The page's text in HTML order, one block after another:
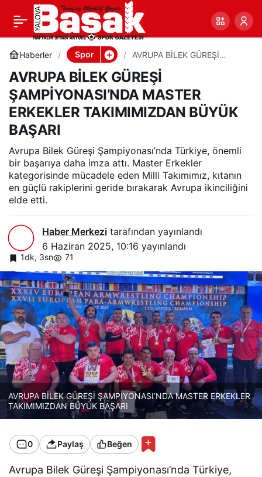
Haberler Spor
AVRUPA BİLEK GÜREŞİ
ERKEKLER TAKIMIMIZDAN
BÜYÜK BAŞARI
AVRUPA BİLEK GÜREŞİ
ŞAMPİYONASI’NDA MASTER
ERKEKLER TAKIMIMIZDAN BÜYÜK
BAŞARI
Avrupa Bilek Güreşi Şampiyonası’nda Türkiye, önemli
bir başarıya daha imza attı. Master Erkekler
kategorisinde mücadele eden Milli Takımımız, kıtanın
en güçlü rakiplerini geride bırakarak Avrupa ikinciliğini
elde etti.
Haber Merkezi tarafından yayınlandı
6 Haziran 2025, 10:16 yayınlandı
1dk, 3sn 71
AVRUPA BİLEK GÜREŞİ ŞAMPİYONASI’NDA MASTER ERKEKLER
TAKIMIMIZDAN BÜYÜK BAŞARI
0 Paylaş Beğen
Avrupa Bilek Güreşi Şampiyonası’nda Türkiye,
AVRUPA BİLEK GÜREŞİ
ŞAMPİYONASI’NDA
MASTER ERKEKLER
TAKIMIMIZDAN BÜYÜK
BAŞARI
0 Paylaş